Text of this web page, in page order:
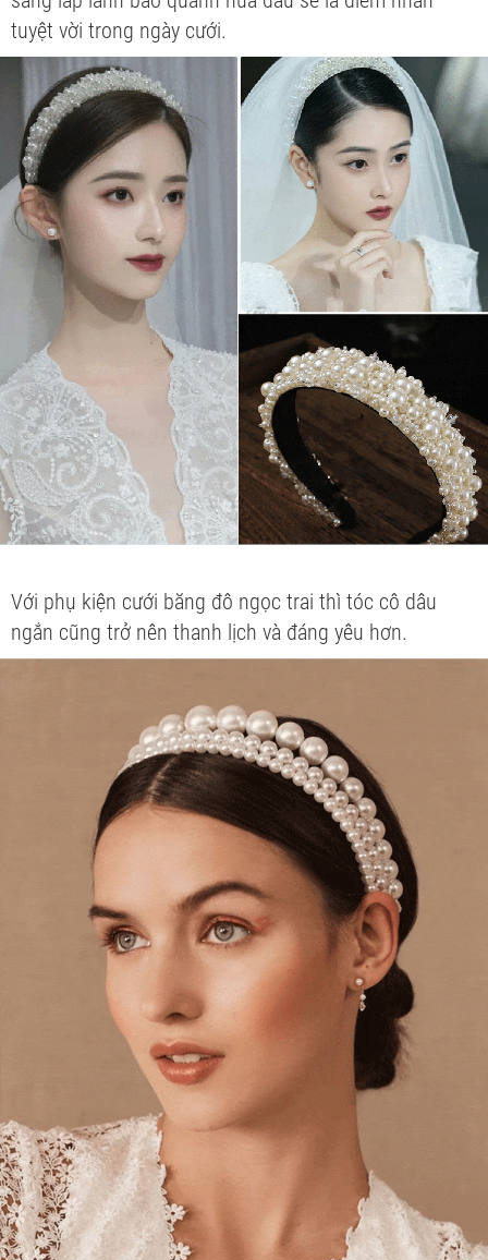
tuyệt vời trong ngày cưới.
Với phụ kiện cưới băng đô ngọc trai thì tóc cô dâu
ngắn cũng trở nên thanh lịch và đáng yêu hơn.